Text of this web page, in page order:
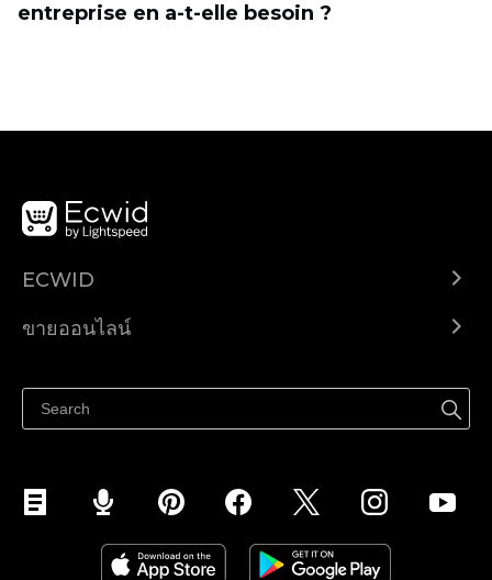
entreprise en a-t-elle besoin ?
ECWID
ราคา
ขายออนไลน์
ขายบนเฟสบุ๊ค